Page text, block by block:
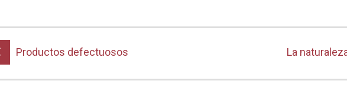
Productos defectuosos La